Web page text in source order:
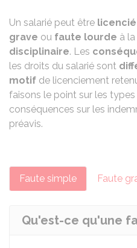
Un salarié peut être licencié
grave ou faute lourde à la
disciplinaire. Les
les droits du salarié sont
motif de licenciement
faisons le point sur les
conséquences sur les
préavis.
Faute simple Faute
Qu'est-ce qu'une